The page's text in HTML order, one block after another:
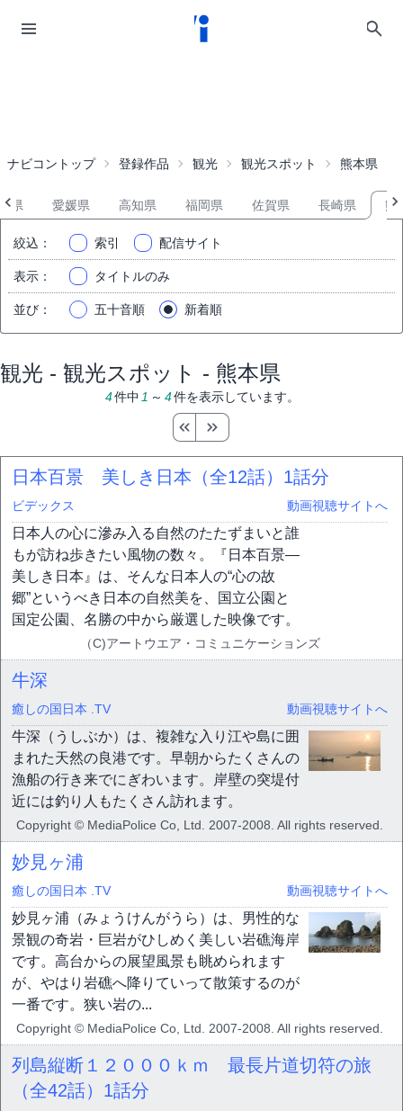
ナビコントップ 登録作品 観光 観光スポット 熊本県
県 愛媛県 高知県 福岡県 佐賀県 長崎県 熊
絞込 ： 索引 配信サイト
表示 ： タイトルのみ
並び ： 五十音順 新着順
観光 - 観光スポット - 熊本県
4件中 1 ～ 4件を表示しています。
日本百景 美しき日本（全12話） 1話分
ビデックス 動画視聴サイトへ
日本人の心に滲み入る自然のたたずまいと誰
もが訪ね歩きたい風物の数々。『日本百景―
美しき日本』は、そんな日本人の“心の故
郷”というべき日本の自然美を、国立公園と
国定公園、名勝の中から厳選した映像です。
（C)アートウエア・コミュニケーションズ
牛深
癒しの国日本 .TV 動画視聴サイトへ
牛深（うしぶか）は、複雑な入り江や島に囲
まれた天然の良港です。早朝からたくさんの
漁船の行き来でにぎわいます。岸壁の突堤付
近には釣り人もたくさん訪れます。
Copyright © MediaPolice Co, Ltd. 2007-2008. All rights reserved.
妙見ヶ浦
癒しの国日本 .TV 動画視聴サイトへ
妙見ヶ浦（みょうけんがうら）は、男性的な
景観の奇岩・巨岩がひしめく美しい岩礁海岸
です。高台からの展望風景も眺められます
が、やはり岩礁へ降りていって散策するのが
一番です。狭い岩の...
Copyright © MediaPolice Co, Ltd. 2007-2008. All rights reserved.
列島縦断１２０００ｋｍ 最長片道切符の旅
（全42話） 1話分